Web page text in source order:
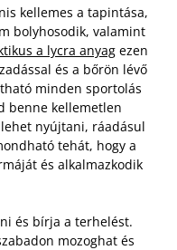
kellemes a tapintása,
bolyhosodik, valamint
a lycra anyag ezen
és a bőrön lévő
minden sportolás
benne kellemetlen
nyújtani, ráadásul
tehát, hogy a
és alkalmazkodik
és bírja a terhelést.
mozoghat és